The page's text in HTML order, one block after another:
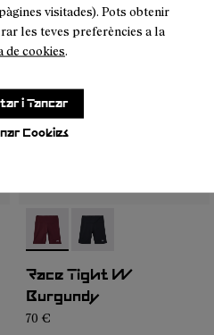
visitades). Pots obtenir
les teves preferències a la
de cookies.
Cookies
i Tancar
- NC4ST1W-002- NC4ST1W-001
Race Tight W
Burgundy
70 €